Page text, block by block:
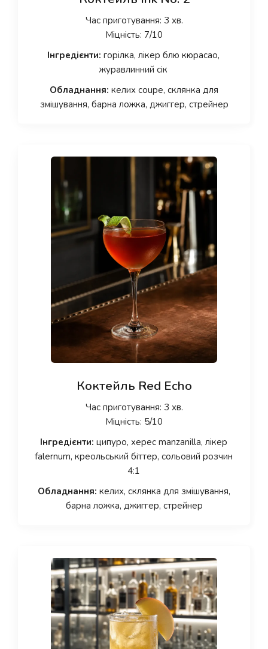
Час приготування: 3 хв.
Міцність: 7/10
Інгредієнти: горілка, лікер блю кюрасао,
журавлинний сік
Обладнання: келих coupe, склянка для
змішування, барна ложка, джиггер, стрейнер
Коктейль Red Echo
Час приготування: 3 хв.
Міцність: 5/10
Інгредієнти: ципуро, херес manzanilla, лікер
falernum, креольський біттер, сольовий розчин
4:1
Обладнання: келих, склянка для змішування,
барна ложка, джиггер, стрейнер